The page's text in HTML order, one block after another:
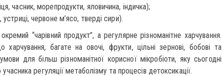
часник, морепродукти, яловичина, індичка);
устриці, червоне м’ясо, тверді сири).
“чарівний продукт”, а регулярне різноманітне харчування.
багате на овочі, фрукти, цільні зернові, бобові та
для більш різноманітної корисної мікробіоти, яку сьогодні
регуляції метаболізму та процесів детоксикації.